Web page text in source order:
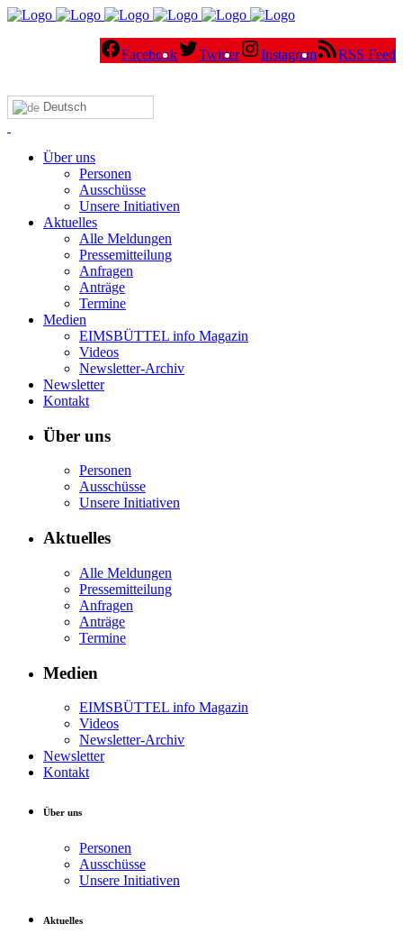
Facebook Twitter Instagram RSS Feed
Deutsch
Über uns
Personen
Ausschüsse
Unsere Initiativen
Aktuelles
Alle Meldungen
Pressemitteilung
Anfragen
Anträge
Termine
Medien
EIMSBÜTTEL info Magazin
Videos
Newsletter-Archiv
Newsletter
Kontakt
Über uns
Personen
Ausschüsse
Unsere Initiativen
Aktuelles
Alle Meldungen
Pressemitteilung
Anfragen
Anträge
Termine
Medien
EIMSBÜTTEL info Magazin
Videos
Newsletter-Archiv
Newsletter
Kontakt
Über uns
Personen
Ausschüsse
Unsere Initiativen
Aktuelles